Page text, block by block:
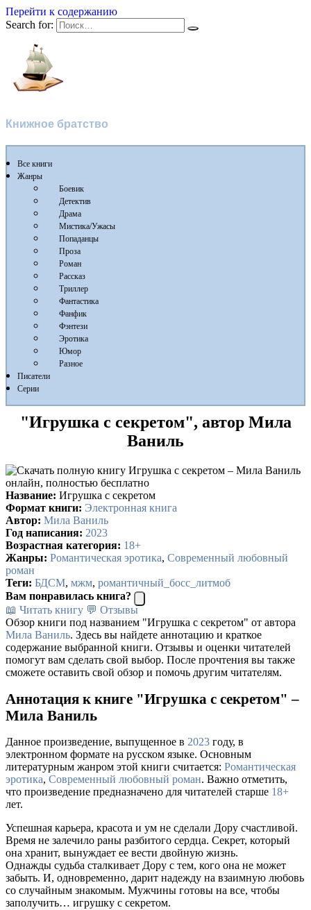
Перейти к содержанию
Search for:
Книжное братство
Все книги
Жанры
Боевик
Детектив
Драма
Мистика/Ужасы
Попаданцы
Проза
Роман
Рассказ
Триллер
Фантастика
Фанфик
Фэнтези
Эротика
Юмор
Разное
Писатели
Серии
"Игрушка с секретом", автор Мила
Ваниль
Название: Игрушка с секретом
Формат книги: Электронная книга
Автор: Мила Ваниль
Год написания: 2023
Возрастная категория: 18+
Жанры: Романтическая эротика, Современный любовный
роман
Теги: БДСМ, мжм, романтичный_босс_литмоб
Вам понравилась книга?
📖 Читать книгу 💬 Отзывы
Обзор книги под названием "Игрушка с секретом" от автора
Мила Ваниль. Здесь вы найдете аннотацию и краткое
содержание выбранной книги. Отзывы и оценки читателей
помогут вам сделать свой выбор. После прочтения вы также
сможете оставить свой обзор и помочь другим читателям.
Аннотация к книге "Игрушка с секретом" –
Мила Ваниль
Данное произведение, выпущенное в 2023 году, в
электронном формате на русском языке. Основным
литературным жанром этой книги считается: Романтическая
эротика, Современный любовный роман. Важно отметить,
что произведение предназначено для читателей старше 18+
лет.
Успешная карьера, красота и ум не сделали Дору счастливой.
Время не залечило раны разбитого сердца. Секрет, который
она хранит, вынуждает ее вести двойную жизнь.
Однажды судьба сталкивает Дору с тем, кого она не может
забыть. И, одновременно, дарит надежду на взаимную любовь
со случайным знакомым. Мужчины готовы на все, чтобы
заполучить… игрушку с секретом.